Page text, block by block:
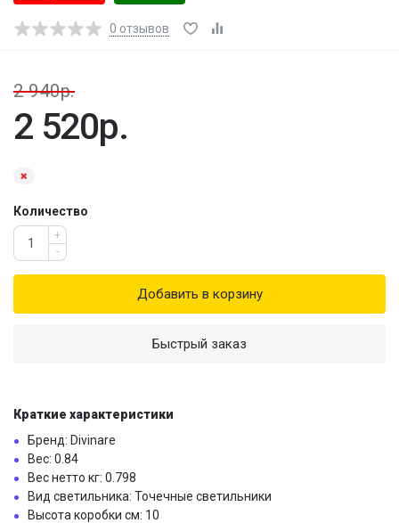
0 отзывов
2 940р.
2 520р.
Количество
+
-
Добавить в корзину
Быстрый заказ
Краткие характеристики
Бренд: Divinare
Вес: 0.84
Вес нетто кг: 0.798
Вид светильника: Точечные светильники
Высота коробки см: 10